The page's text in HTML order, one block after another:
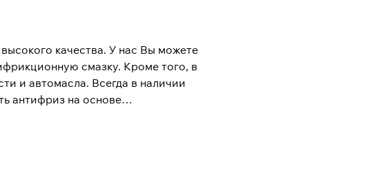
качества. У нас Вы можете
смазку. Кроме того, в
и автомасла. Всегда в наличии
антифриз на основе
антифриз и тосол по